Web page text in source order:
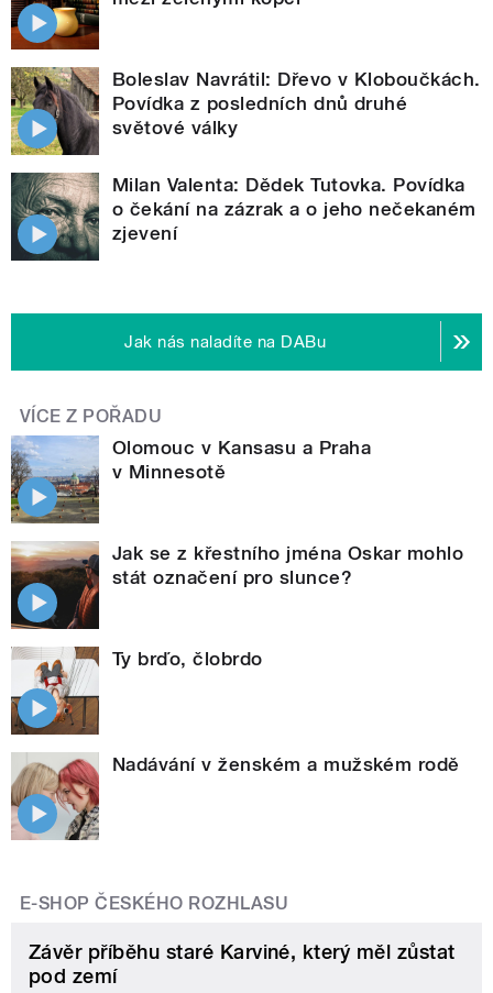
Boleslav Navrátil: Dřevo v Kloboučkách.
Povídka z posledních dnů druhé
světové války
Milan Valenta: Dědek Tutovka. Povídka
o čekání na zázrak a o jeho nečekaném
zjevení
Jak nás naladíte na DABu
VÍCE Z POŘADU
Olomouc v Kansasu a Praha
v Minnesotě
Jak se z křestního jména Oskar mohlo
stát označení pro slunce?
Ty brďo, člobrdo
Nadávání v ženském a mužském rodě
E-SHOP ČESKÉHO ROZHLASU
Závěr příběhu staré Karviné, který měl zůstat
pod zemí